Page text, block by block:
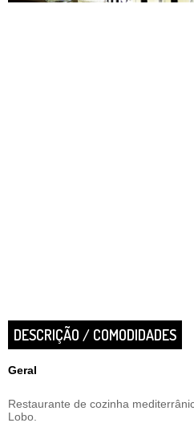
DESCRIÇÃO / COMODIDADES
Geral
Restaurante de cozinha
Lobo.